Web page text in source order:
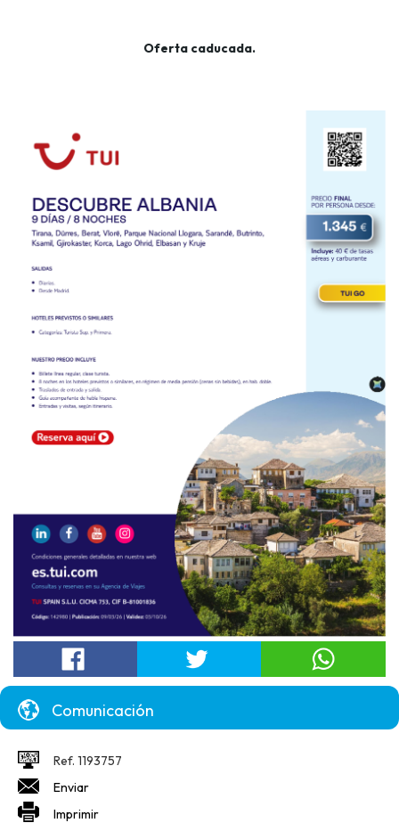
Oferta caducada.
Comunicación
Ref. 1193757
Enviar
Imprimir